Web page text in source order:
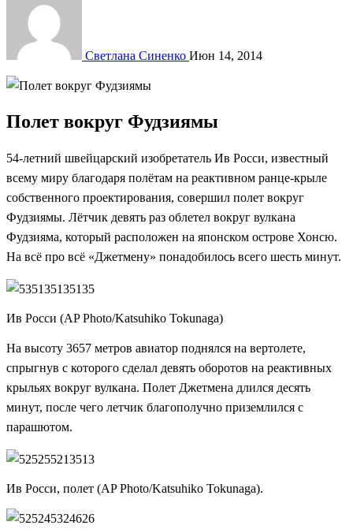
Светлана Синенко Июн 14, 2014
Полет вокруг Фудзиямы
54-летний швейцарский изобретатель Ив Росси, известный
всему миру благодаря полётам на реактивном ранце-крыле
собственного проектирования, совершил полет вокруг
Фудзиямы. Лётчик девять раз облетел вокруг вулкана
Фудзияма, который расположен на японском острове Хонсю.
На всё про всё «Джетмену» понадобилось всего шесть минут.
Ив Росси (AP Photo/Katsuhiko Tokunaga)
На высоту 3657 метров авиатор поднялся на вертолете,
спрыгнув с которого сделал девять оборотов на реактивных
крыльях вокруг вулкана. Полет Джетмена длился десять
минут, после чего летчик благополучно приземлился с
парашютом.
Ив Росси, полет (AP Photo/Katsuhiko Tokunaga).